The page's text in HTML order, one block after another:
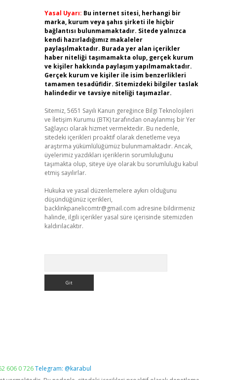
Yasal Uyarı: Bu internet sitesi, herhangi bir
marka, kurum veya şahıs şirketi ile hiçbir
bağlantısı bulunmamaktadır. Sitede yalnızca
kendi hazırladığımız makaleler
paylaşılmaktadır. Burada yer alan içerikler
haber niteliği taşımamakta olup, gerçek kurum
ve kişiler hakkında paylaşım yapılmamaktadır.
Gerçek kurum ve kişiler ile isim benzerlikleri
tamamen tesadüfidir. Sitemizdeki bilgiler taslak
halindedir ve tavsiye niteliği taşımazlar.
Sitemiz, 5651 Sayılı Kanun gereğince Bilgi Teknolojileri
ve İletişim Kurumu (BTK) tarafından onaylanmış bir Yer
Sağlayıcı olarak hizmet vermektedir. Bu nedenle,
sitedeki içerikleri proaktif olarak denetleme veya
araştırma yükümlülüğümüz bulunmamaktadır. Ancak,
üyelerimiz yazdıkları içeriklerin sorumluluğunu
taşımakta olup, siteye üye olarak bu sorumluluğu kabul
etmiş sayılırlar.
Hukuka ve yasal düzenlemelere aykırı olduğunu
düşündüğünüz içerikleri,
backlinkpanelicomtr@gmail.com adresine bildirmeniz
halinde, ilgili içerikler yasal süre içerisinde sitemizden
kaldırılacaktır.
606 0 726Telegram: @karabul